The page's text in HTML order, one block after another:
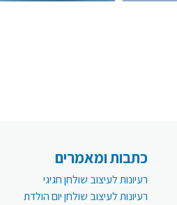
כתבות ומאמרים
רעיונות לעיצוב שולחן חגיגי
רעיונות לעיצוב שולחן יום הולדת